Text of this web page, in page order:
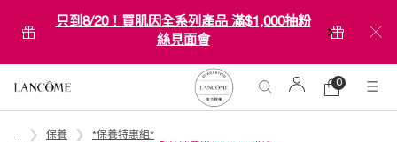
只到8/20！買肌因全系列產品 滿$1,000抽粉
絲見面會
購
物
0
0 product in
保養
*保養特惠組*